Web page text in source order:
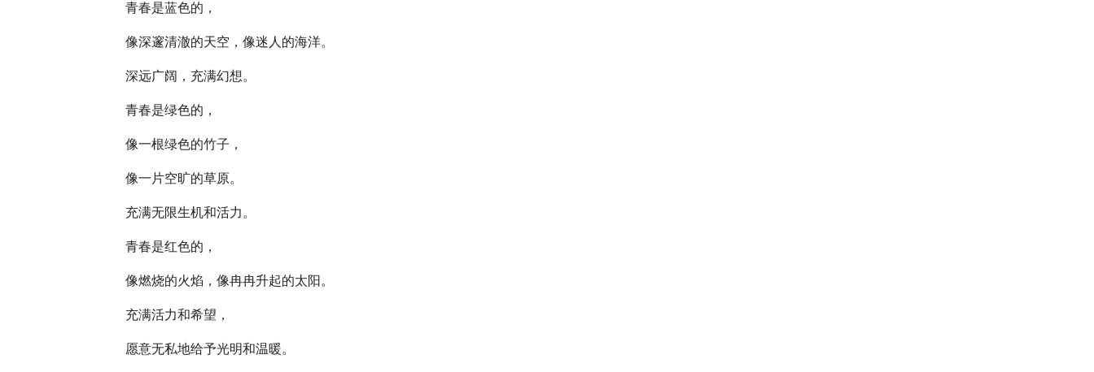
青春是蓝色的，
像深邃清澈的天空，像迷人的海洋。
深远广阔，充满幻想。
青春是绿色的，
像一根绿色的竹子，
像一片空旷的草原。
充满无限生机和活力。
青春是红色的，
像燃烧的火焰，像冉冉升起的太阳。
充满活力和希望，
愿意无私地给予光明和温暖。